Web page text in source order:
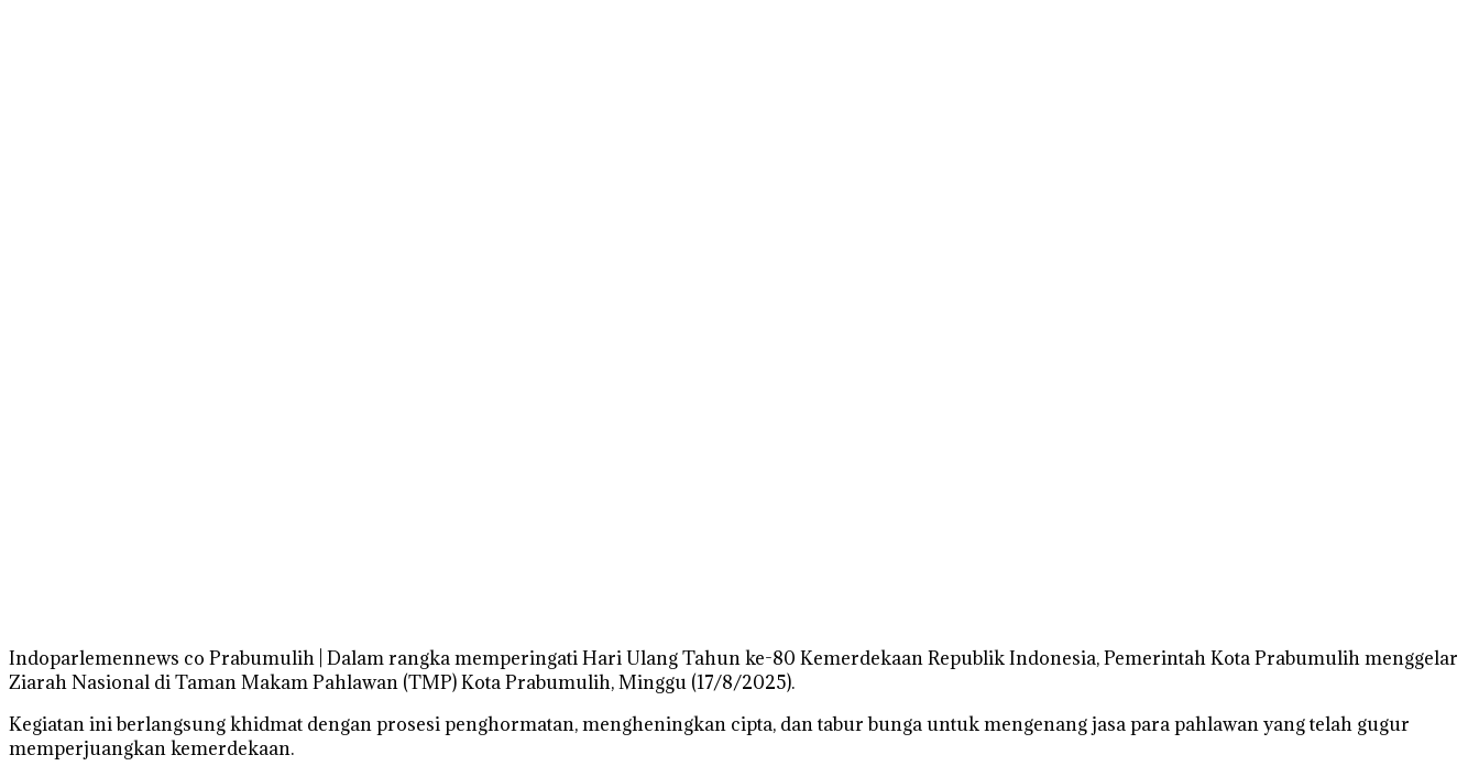
Indoparlemennews co Prabumulih | Dalam rangka memperingati Hari Ulang Tahun ke-80 Kemerdekaan Republik Indonesia, Pemerintah Kota Prabumulih menggelar
Ziarah Nasional di Taman Makam Pahlawan (TMP) Kota Prabumulih, Minggu (17/8/2025).
Kegiatan ini berlangsung khidmat dengan prosesi penghormatan, mengheningkan cipta, dan tabur bunga untuk mengenang jasa para pahlawan yang telah gugur
memperjuangkan kemerdekaan.